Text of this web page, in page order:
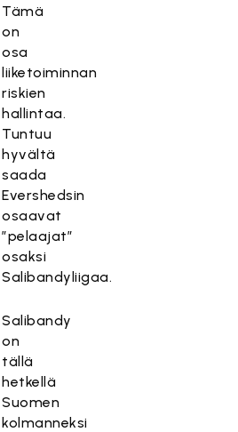
Tämä
on
osa
liiketoiminnan
riskien
hallintaa.
Tuntuu
hyvältä
saada
Evershedsin
osaavat
”pelaajat”
osaksi
Salibandyliigaa.
Salibandy
on
tällä
hetkellä
Suomen
kolmanneksi